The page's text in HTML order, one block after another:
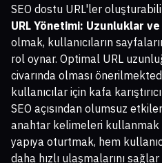
SEO dostu URL'ler
URL Yönetimi: Uzunluklar
olmak, kullanıcıların
rol oynar. Optimal URL
civarında olması
kullanıcılar için kafa
SEO açısından olumsuz
anahtar kelimeleri kullanmak
yapıya oturtmak, hem
daha hızlı ulaşmalarını